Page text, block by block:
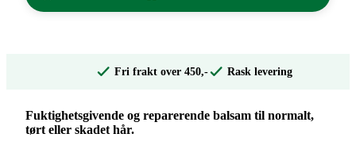
Fri frakt over 450,- Rask levering
Fuktighetsgivende og reparerende balsam til normalt,
tørt eller skadet hår.